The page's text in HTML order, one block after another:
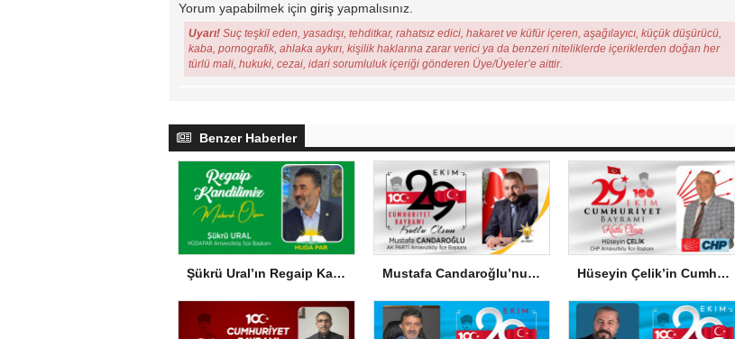
Yorum yapabilmek için giriş yapmalısınız.
Uyarı! Suç teşkil eden, yasadışı, tehditkar, rahatsız edici, hakaret ve küfür içeren, aşağılayıcı, küçük düşürücü,
kaba, pornografik, ahlaka aykırı, kişilik haklarına zarar verici ya da benzeri niteliklerde içeriklerden doğan her
türlü mali, hukuki, cezai, idari sorumluluk içeriği gönderen Üye/Üyeler’e aittir.
Benzer Haberler
Şükrü Ural’ın Regaip Kandili Mesajı Mustafa Candaroğlu’nun Cumhuriyet Bayramı Mesajı Hüseyin Çelik’in Cumhuriyet Bayramı Mesajı